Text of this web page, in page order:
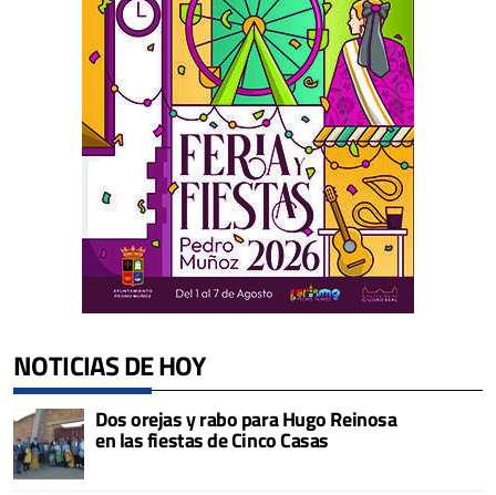
NOTICIAS DE HOY
Dos orejas y rabo para Hugo Reinosa
en las fiestas de Cinco Casas